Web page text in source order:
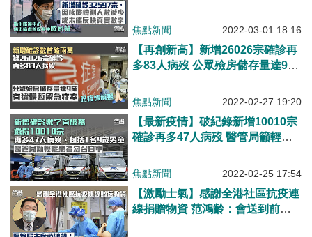
映真實數字
焦點新聞 2022-03-01 18:16
【再創新高】新增26026宗確診再
多83人病歿 公眾殮房儲存量達9
焦點新聞 2022-02-27 19:20
【最新疫情】破紀錄新增10010宗
確診再多47人病歿 醫管局籲輕症
焦點新聞 2022-02-25 17:54
【激勵士氣】感謝全港社區抗疫連
線捐贈物資 范鴻齡：會送到前線